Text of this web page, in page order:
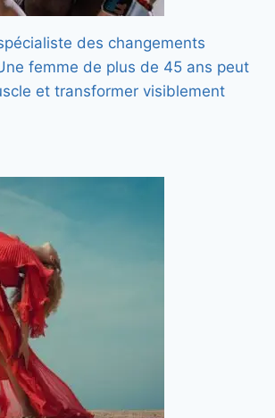
des changements
femme de plus de 45 ans peut
et transformer visiblement